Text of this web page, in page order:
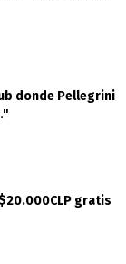
donde Pellegrini
gratis